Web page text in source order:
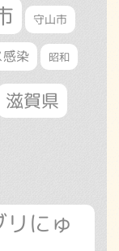
守山市
染 昭和
滋賀県
にゅ